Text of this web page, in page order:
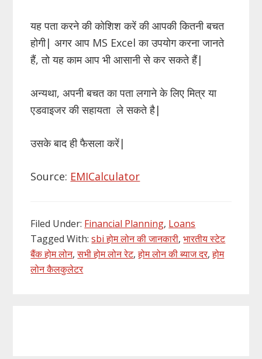
यह पता करने की कोशिश करें की आपकी कितनी बचत
होगी| अगर आप MS Excel का उपयोग करना जानते
हैं, तो यह काम आप भी आसानी से कर सकते हैं|
अन्यथा, अपनी बचत का पता लगाने के लिए मित्र या
एडवाइजर की सहायता ले सकते है|
उसके बाद ही फैसला करें|
Source: EMICalculator
Filed Under: Financial Planning, Loans
Tagged With:sbi होम लोन की जानकारी,भारतीय स्टेट
बैंक होम लोन,सभी होम लोन रेट,होम लोन की ब्याज दर,होम
लोन कैलकुलेटर